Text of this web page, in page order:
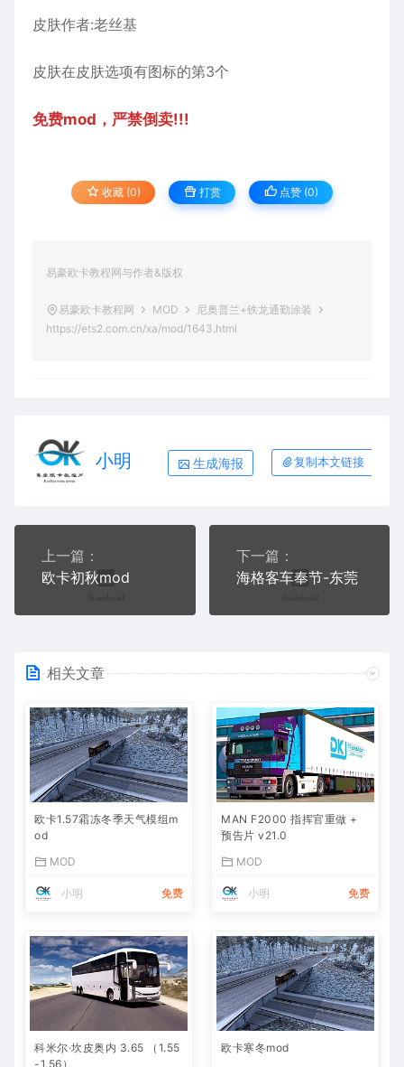
皮肤作者:老丝基
皮肤在皮肤选项有图标的第3个
免费mod，严禁倒卖!!!
收藏 (0) 打赏 点赞 (0)
易豪欧卡教程网与作者&版权
易豪欧卡教程网 MOD
尼奥普兰+铁龙通勤涂装
https://ets2.com.cn/xa/mod/1643.html
小明 生成海报 复制本文链接
上一篇：
欧卡初秋mod
下一篇：
海格客车奉节-东莞
相关文章
欧卡1.57霜冻冬季天气模组m
od
MOD
小明 免费
MAN F2000 指挥官重做 +
预告片 v21.0
MOD
小明 免费
科米尔·坎皮奥内 3.65 （1.55
-1.56）
欧卡寒冬mod